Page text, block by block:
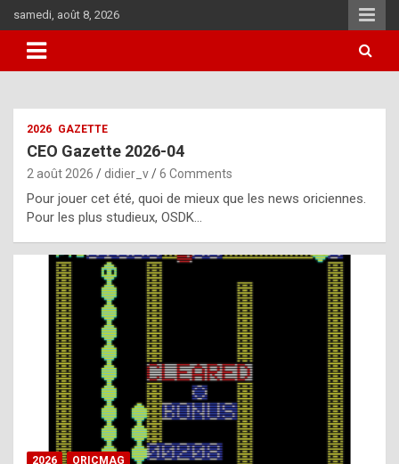
to
content
samedi, août 8, 2026
i
u
l
y
d
i
ff
2026 GAZETTE
CEO Gazette 2026-04
2 août 2026 didier_v 6 Comments
Pour jouer cet été, quoi de mieux que les news oriciennes.
Pour les plus studieux, OSDK…
2026 ORICMAG